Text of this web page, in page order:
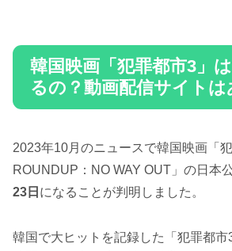
韓国映画「犯罪都市3」
るの？動画配信サイトは
2023年10月のニュースで韓国映画「
ROUNDUP：NO WAY OUT」の日本
23日 になることが判明しました。
韓国で大ヒットを記録した「犯罪都市